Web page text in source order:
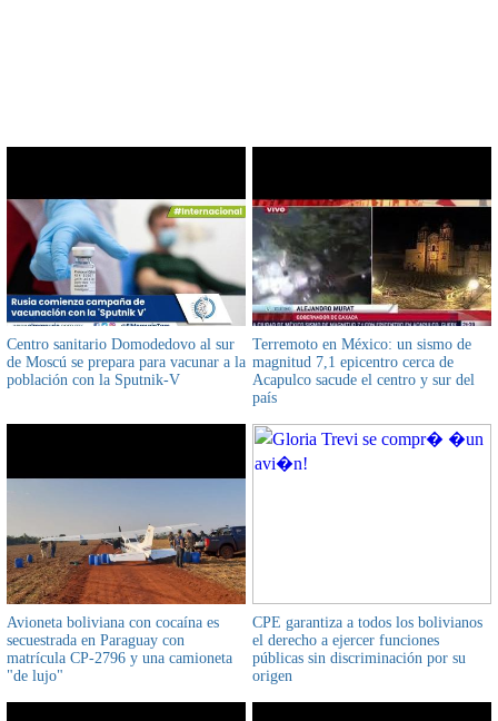
Centro sanitario Domodedovo al sur
de Moscú se prepara para vacunar a la
población con la Sputnik-V
Terremoto en México: un sismo de
magnitud 7,1 epicentro cerca de
Acapulco sacude el centro y sur del
país
Avioneta boliviana con cocaína es
secuestrada en Paraguay con
matrícula CP-2796 y una camioneta
"de lujo"
CPE garantiza a todos los bolivianos
el derecho a ejercer funciones
públicas sin discriminación por su
origen